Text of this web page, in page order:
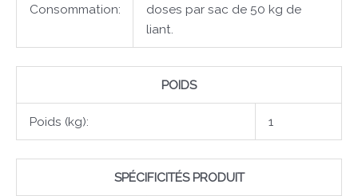
Consommation:
doses par sac de 50 kg de
liant.
POIDS
Poids (kg): 1
SPÉCIFICITÉS PRODUIT